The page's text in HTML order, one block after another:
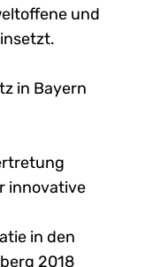
und
in Bayern
innovative
in den
2018